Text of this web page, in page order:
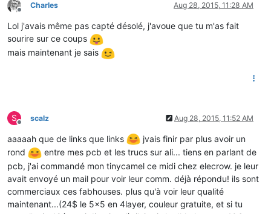
Offline
Charles Aug 28, 2015, 11:28 AM
Lol j'avais même pas capté désolé, j'avoue que tu m'as fait
sourire sur ce coups
mais maintenant je sais
S
Offline
scalz Aug 28, 2015, 11:52 AM
aaaaah que de links que links
jvais finir par plus avoir un
rond
entre mes pcb et les trucs sur ali... tiens en parlant de
pcb, j'ai commandé mon tinycamel ce midi chez elecrow. je leur
avait envoyé un mail pour voir leur comm. déjà répondu! ils sont
commerciaux ces fabhouses. plus qu'à voir leur qualité
maintenant...(24$ le 5x5 en 4layer, couleur gratuite, et si tu